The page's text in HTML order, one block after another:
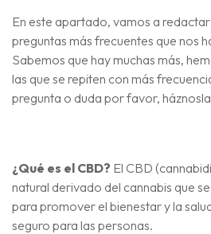
En este apartado, vamos a
preguntas más frecuentes que nos
Sabemos que hay muchas más,
las que se repiten con más
pregunta o duda por favor,
¿Qué es el CBD? El CBD
natural derivado del cannabis que
para promover el bienestar y la
seguro para las personas.